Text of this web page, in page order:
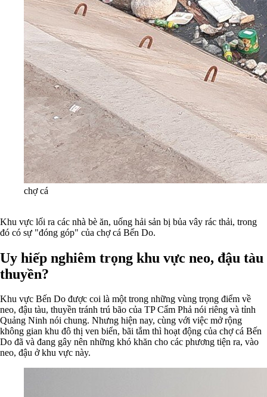
chợ cá
Khu vực lối ra các nhà bè ăn, uống hải sản bị bủa vây rác thải, trong
đó có sự "đóng góp" của chợ cá Bến Do.
Uy hiếp nghiêm trọng khu vực neo, đậu tàu
thuyền?
Khu vực Bến Do được coi là một trong những vùng trọng điểm về
neo, đậu tàu, thuyền tránh trú bão của TP Cẩm Phả nói riêng và tỉnh
Quảng Ninh nói chung. Nhưng hiện nay, cùng với việc mở rộng
không gian khu đô thị ven biển, bãi tắm thì hoạt động của chợ cá Bến
Do đã và đang gây nên những khó khăn cho các phương tiện ra, vào
neo, đậu ở khu vực này.